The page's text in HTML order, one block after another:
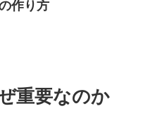
作り方
重要なのか